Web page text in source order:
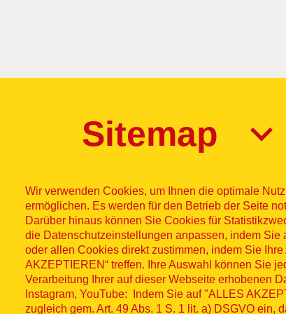
Wir verwenden Cookies, um Ihnen die optimale
ermöglichen. Es werden für den Betrieb der Seite
Darüber hinaus können Sie Cookies für
die Datenschutzeinstellungen anpassen, indem Sie
oder allen Cookies direkt zustimmen, indem Sie Ihre
AKZEPTIEREN“ treffen. Ihre Auswahl können Sie
Verarbeitung Ihrer auf dieser Webseite erhobenen
Instagram, YouTube: Indem Sie auf "ALLES
zugleich gem. Art. 49 Abs. 1 S. 1 lit. a) DSGVO ein,
Sitemap
© ASB
2026